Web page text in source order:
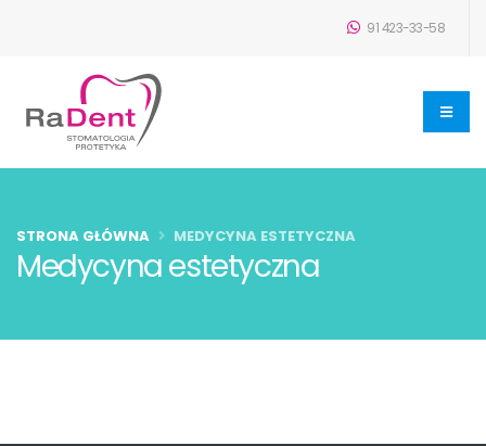
91 423-33-58
Medycyna estetyczna
STRONA GŁÓWNA MEDYCYNA ESTETYCZNA